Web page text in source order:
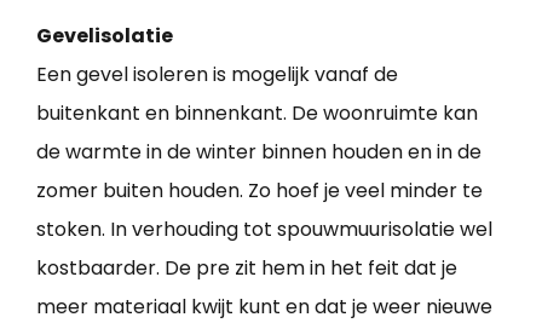
Gevelisolatie
Een gevel isoleren is mogelijk vanaf de
buitenkant en binnenkant. De woonruimte kan
de warmte in de winter binnen houden en in de
zomer buiten houden. Zo hoef je veel minder te
stoken. In verhouding tot spouwmuurisolatie wel
kostbaarder. De pre zit hem in het feit dat je
meer materiaal kwijt kunt en dat je weer nieuwe